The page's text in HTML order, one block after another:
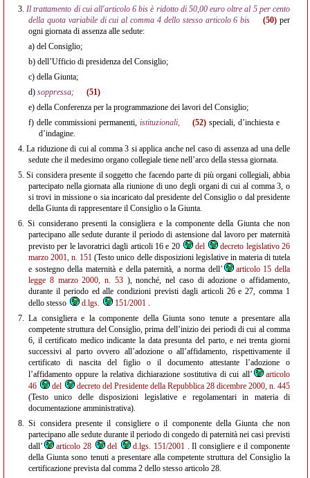
3. Il trattamento di cui all'articolo 6 bis è ridotto di 50,00 euro oltre al 5 per cento
della quota variabile di cui al comma 4 dello stesso articolo 6 bis
(50) per
ogni giornata di assenza alle sedute:
a) del Consiglio;
b) dell’Ufficio di presidenza del Consiglio;
c) della Giunta;
d) soppressa;
(51)
e) della Conferenza per la programmazione dei lavori del Consiglio;
f) delle commissioni permanenti, istituzionali, (52) speciali, d’inchiesta e
d’indagine.
4. La riduzione di cui al comma 3 si applica anche nel caso di assenza ad una delle
sedute che il medesimo organo collegiale tiene nell’arco della stessa giornata.
5. Si considera presente il soggetto che facendo parte di più organi collegiali, abbia
partecipato nella giornata alla riunione di uno degli organi di cui al comma 3, o
si trovi in missione o sia incaricato dal presidente del Consiglio o dal presidente
della Giunta di rappresentare il Consiglio o la Giunta.
6. Si considerano presenti la consigliera e la componente della Giunta che non
partecipano alle sedute durante il periodo di astensione dal lavoro per maternità
previsto per le lavoratrici dagli articoli 16 e 20
del
decreto legislativo 26
marzo 2001, n. 151 (Testo unico delle disposizioni legislative in materia di tutela
e sostegno della maternità e della paternità, a norma dell’
articolo 15 della
legge 8 marzo 2000, n. 53), nonché, nel caso di adozione o affidamento,
durante il periodo ed alle condizioni previsti dagli articoli 26 e 27, comma 1
dello stesso
d.lgs. 151/2001 .
7. La consigliera e la componente della Giunta sono tenute a presentare alla
competente struttura del Consiglio, prima dell’inizio dei periodi di cui al comma
6, il certificato medico indicante la data presunta del parto, e nei trenta giorni
successivi al parto ovvero all’adozione o all’affidamento, rispettivamente il
certificato di nascita del figlio o il documento attestante l’adozione o
l’affidamento oppure la relativa dichiarazione sostitutiva di cui all’
articolo
46
del
decreto del Presidente della Repubblica 28 dicembre 2000, n. 445
(Testo unico delle disposizioni legislative e regolamentari in materia di
documentazione amministrativa).
8. Si considera presente il consigliere o il componente della Giunta che non
partecipano alle sedute durante il periodo di congedo di paternità nei casi previsti
dall’
articolo 28 del d.lgs. 151/2001. Il consigliere e il componente
della Giunta sono tenuti a presentare alla competente struttura del Consiglio la
certificazione prevista dal comma 2 dello stesso articolo 28.